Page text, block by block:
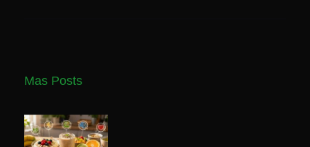
Mas Posts